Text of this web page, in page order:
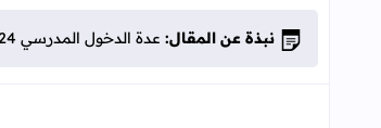
نبذة عن المقال: عدة الدخول المدرسي 2023/2024 النسخة العربية بصيغتين [PDF] و [DOCX]